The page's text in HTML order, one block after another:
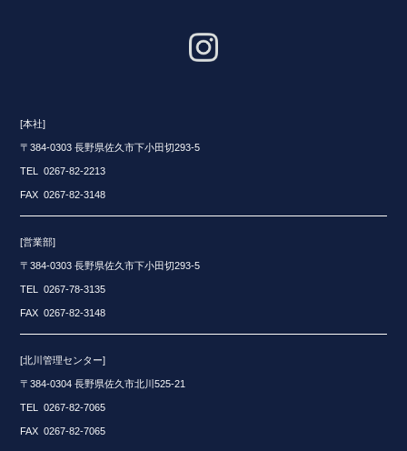
[本社]
〒384-0303 長野県佐久市下小田切293-5
TEL 0267-82-2213
FAX 0267-82-3148
[営業部]
〒384-0303 長野県佐久市下小田切293-5
TEL 0267-78-3135
FAX 0267-82-3148
[北川管理センター]
〒384-0304 長野県佐久市北川525-21
TEL 0267-82-7065
FAX 0267-82-7065